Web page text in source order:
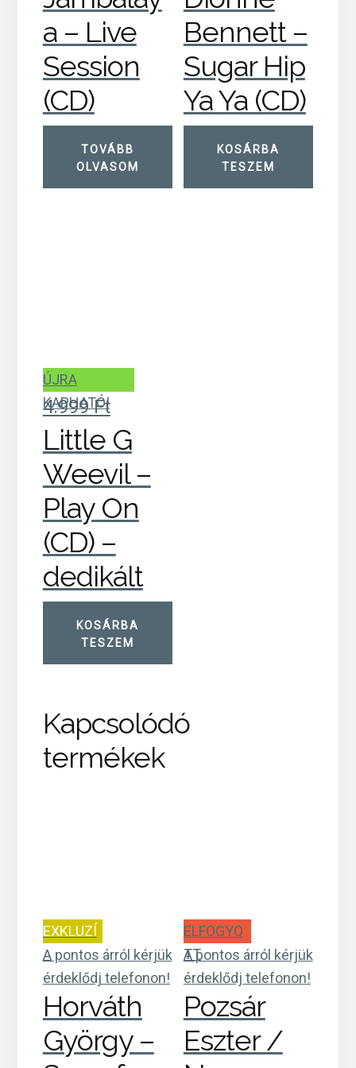
a – Live
Session
(CD)
TOVÁBB
OLVASOM
Bennett –
Sugar Hip
Ya Ya (CD)
KOSÁRBA
TESZEM
ÚJRA
KAPHATÓ!
4.999Ft
Little G
Weevil –
Play On
(CD) –
dedikált
KOSÁRBA
TESZEM
Kapcsolódó
termékek
EXKLUZÍ
V
A pontos árról kérjük
érdeklődj telefonon!
Horváth
György –
ELFOGYO
TT
A pontos árról kérjük
érdeklődj telefonon!
Pozsár
Eszter /